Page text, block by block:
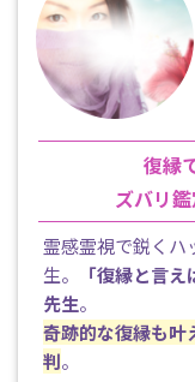
復縁
ズバリ
霊感霊視で鋭くハ
生。
「復縁と言
先生。
奇跡的な復縁も叶
判。